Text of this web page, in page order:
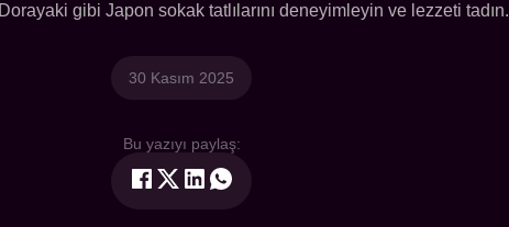
gibi Japon sokak tatlılarını deneyimleyin ve lezzeti tadın.
30 Kasım 2025
Bu yazıyı paylaş: